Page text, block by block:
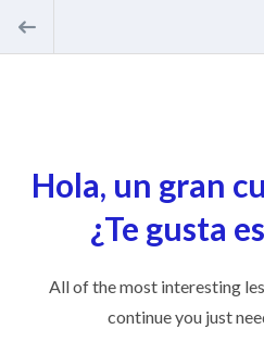
Hola, un gran
¿Te gusta
All of the most interesting
continue you just